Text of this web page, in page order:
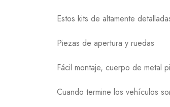
Estos kits de altamente
Piezas de apertura y ruedas
Fácil montaje, cuerpo de metal
Cuando termine los vehículos